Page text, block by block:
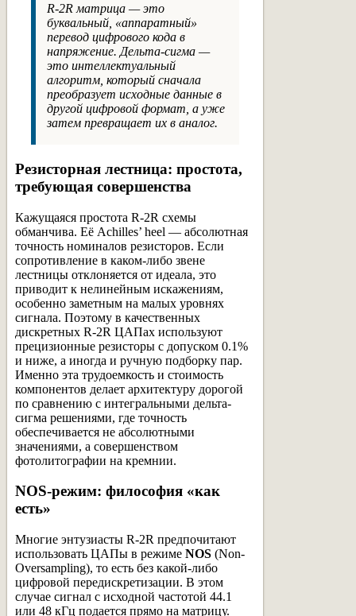
R-2R матрица — это
буквальный, «аппаратный»
перевод цифрового кода в
напряжение. Дельта-сигма —
это интеллектуальный
алгоритм, который сначала
преобразует исходные данные в
другой цифровой формат, а уже
затем превращает их в аналог.
Резисторная лестница: простота,
требующая совершенства
Кажущаяся простота R-2R схемы
обманчива. Её Achilles’ heel — абсолютная
точность номиналов резисторов. Если
сопротивление в каком-либо звене
лестницы отклоняется от идеала, это
приводит к нелинейным искажениям,
особенно заметным на малых уровнях
сигнала. Поэтому в качественных
дискретных R-2R ЦАПах используют
прецизионные резисторы с допуском 0.1%
и ниже, а иногда и ручную подборку пар.
Именно эта трудоемкость и стоимость
компонентов делает архитектуру дорогой
по сравнению с интегральными дельта-
сигма решениями, где точность
обеспечивается не абсолютными
значениями, а совершенством
фотолитографии на кремнии.
NOS-режим: философия «как
есть»
Многие энтузиасты R-2R предпочитают
использовать ЦАПы в режиме NOS (Non-
Oversampling), то есть без какой-либо
цифровой передискретизации. В этом
случае сигнал с исходной частотой 44.1
или 48 кГц подается прямо на матрицу.